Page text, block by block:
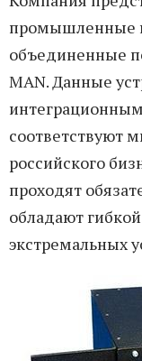
промышленные
объединенные
MAN. Данные
соответствуют
российского
проходят
обладают
экстремальных